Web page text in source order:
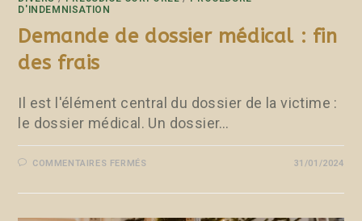
D'INDEMNISATION
Demande de dossier médical : fin
des frais
Il est l'élément central du dossier de la victime :
le dossier médical. Un dossier…
COMMENTAIRES FERMÉS 31/01/2024